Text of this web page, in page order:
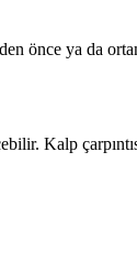
önce ya da
Kalp